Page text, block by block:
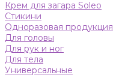
Крем для загара Soleo
Стикини
Одноразовая продукция
Для головы
Для рук и ног
Для тела
Универсальные